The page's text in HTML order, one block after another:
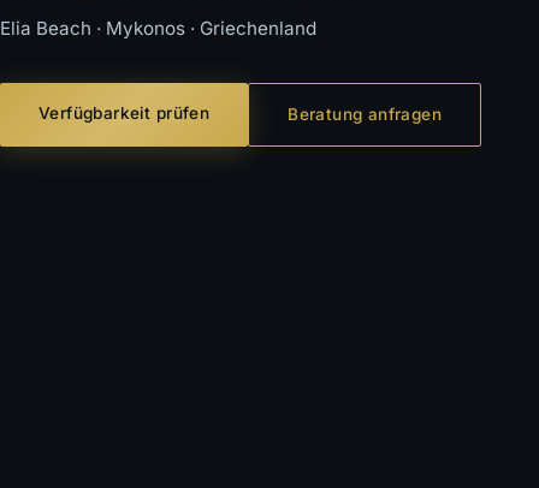
Elia Beach · Mykonos · Griechenland
Verfügbarkeit prüfen Beratung anfragen